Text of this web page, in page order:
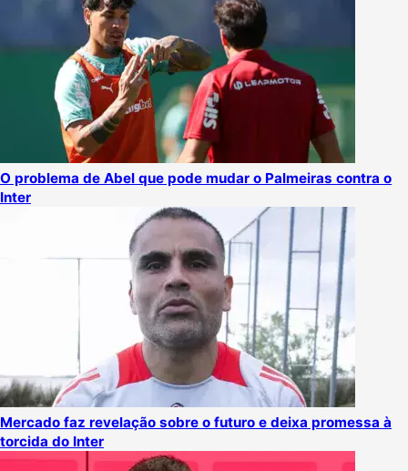
O problema de Abel que pode mudar o Palmeiras contra o
Inter
Mercado faz revelação sobre o futuro e deixa promessa à
torcida do Inter